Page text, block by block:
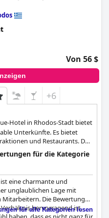
und Unterkünfte. Ein
fragte, wie das Hotel zu seiner
seiner Meinung nach mehr
sich sagen, dass das
Reise wert ist, wenn Sie
verbringen
Von 56 $
+6
Hotel in Rhodos-Stadt bietet
Unterkünfte. Es bietet
und Restaurants. Der
Lage des Hotels machen es
Stadt zu erkunden.für die Kategorie
ist eine charmante und
unglaublichen Lage mit
Die Bewertungen
hervorragend ist,
für alle Kategorien lesen